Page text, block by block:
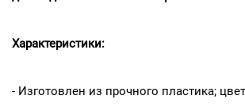
Характеристики:
- Изготовлен из прочного пластика;